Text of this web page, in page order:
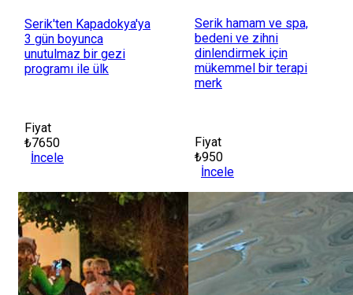
Serik'ten Kapadokya'ya
3 gün boyunca
unutulmaz bir gezi
programı ile ülk
Fiyat
₺7650
İncele
Serik hamam ve spa,
bedeni ve zihni
dinlendirmek için
mükemmel bir terapi
merk
Fiyat
₺950
İncele